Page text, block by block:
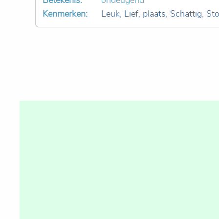
Kenmerken:
Leuk, Lief, plaats, Schattig,